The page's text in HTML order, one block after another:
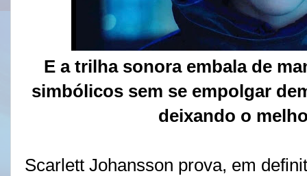
E a trilha sonora embala de
simbólicos sem se empolgar
deixando o
Scarlett Johansson prova, em